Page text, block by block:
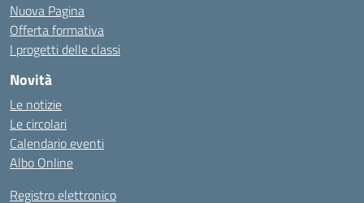
Nuova Pagina
Offerta formativa
I progetti delle classi
Novità
Le notizie
Le circolari
Calendario eventi
Albo Online
Registro elettronico